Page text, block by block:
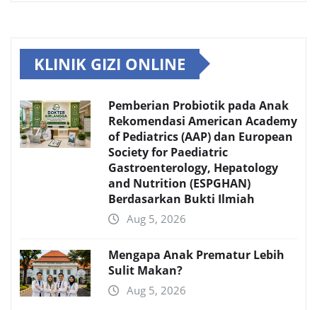
KLINIK GIZI ONLINE
Pemberian Probiotik pada Anak
Rekomendasi American Academy
of Pediatrics (AAP) dan European
Society for Paediatric
Gastroenterology, Hepatology
and Nutrition (ESPGHAN)
Berdasarkan Bukti Ilmiah
Aug 5, 2026
Mengapa Anak Prematur Lebih
Sulit Makan?
Aug 5, 2026